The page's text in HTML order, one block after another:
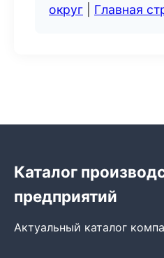
округ
Главная
Каталог
предприятий
Актуальный каталог